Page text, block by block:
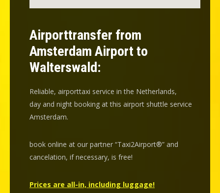
Airporttransfer from
Amsterdam Airport to
Walterswald:
Reliable, airporttaxi service in the Netherlands,
day and night booking at this airport shuttle service
Amsterdam.
book online at our partner “Taxi2Airport®” and
cancelation, if necessary, is free!
Prices are all-in, including luggage!